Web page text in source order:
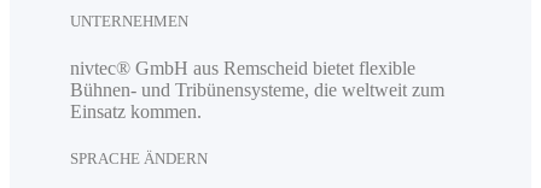
UNTERNEHMEN
nivtec® GmbH aus Remscheid bietet flexible
Bühnen- und Tribünensysteme, die weltweit zum
Einsatz kommen.
SPRACHE ÄNDERN